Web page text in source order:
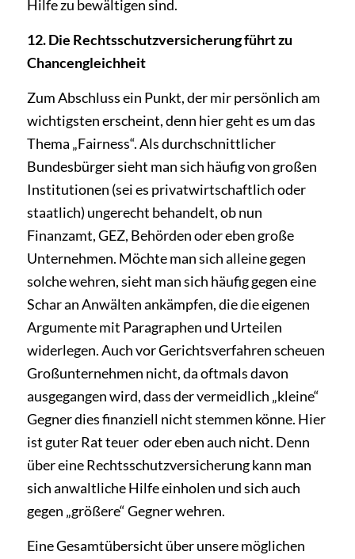
Hilfe zu bewältigen sind.
12. Die Rechtsschutzversicherung führt zu
Chancengleichheit
Zum Abschluss ein Punkt, der mir persönlich am
wichtigsten erscheint, denn hier geht es um das
Thema „Fairness“. Als durchschnittlicher
Bundesbürger sieht man sich häufig von großen
Instituti­onen (sei es privatwirtschaftlich oder
staatlich) ungerecht behandelt, ob nun
Finanzamt, GEZ, Behörden oder eben große
Unternehmen. Möchte man sich alleine gegen
solche wehren, sieht man sich häufig gegen eine
Schar an Anwälten ankämpfen, die die eigenen
Argumente mit Para­graphen und Urteilen
widerlegen. Auch vor Gerichtsverfahren scheuen
Großunternehmen nicht, da oftmals davon
ausgegangen wird, dass der vermeidlich „kleine“
Gegner dies finanziell nicht stem­men könne. Hier
ist guter Rat teuer ­ oder eben auch nicht. Denn
über eine Rechtsschutzversiche­rung kann man
sich anwaltliche Hilfe einholen und sich auch
gegen „größere“ Gegner wehren.
Eine Gesamtübersicht über unsere möglichen